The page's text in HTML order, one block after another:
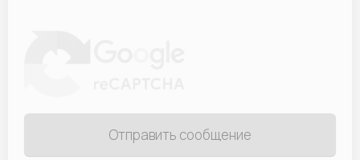
Отправить сообщение